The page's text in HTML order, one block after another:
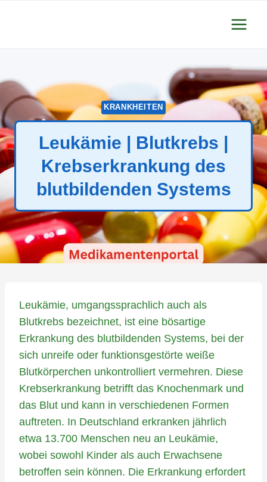
KRANKHEITEN
Leukämie | Blutkrebs |
Krebserkrankung des
blutbildenden Systems
Leukämie, umgangssprachlich auch als
Blutkrebs bezeichnet, ist eine bösartige
Erkrankung des blutbildenden Systems, bei der
sich unreife oder funktionsgestörte weiße
Blutkörperchen unkontrolliert vermehren. Diese
Krebserkrankung betrifft das Knochenmark und
das Blut und kann in verschiedenen Formen
auftreten. In Deutschland erkranken jährlich
etwa 13.700 Menschen neu an Leukämie,
wobei sowohl Kinder als auch Erwachsene
betroffen sein können. Die Erkrankung erfordert